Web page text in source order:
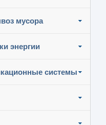
мусора
энергии
системы